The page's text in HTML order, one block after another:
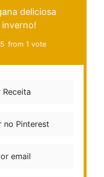
deliciosa
inverno!
5 from 1 vote
Receita
no Pinterest
email